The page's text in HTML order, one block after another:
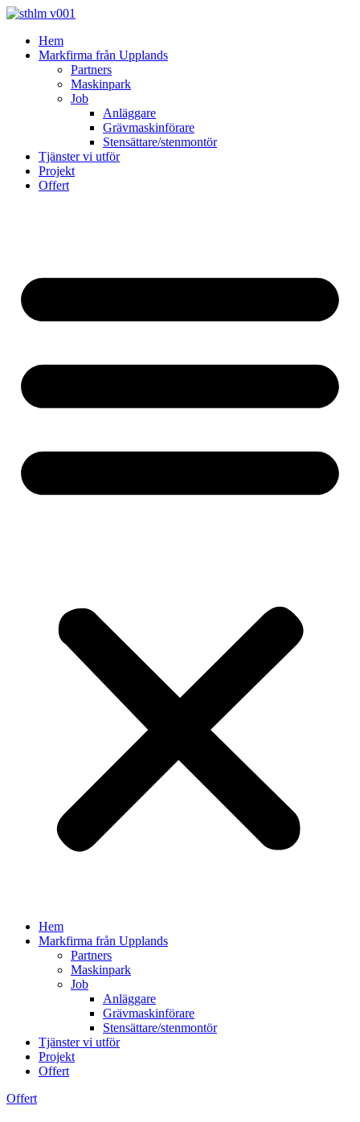
Skip
contentHem
Markfirma från Upplands
Partners
Maskinpark
Job
Anläggare
Grävmaskinförare
Stensättare/stenmontör
Tjänster vi utför
Projekt
Offert
Hem
Markfirma från Upplands
Partners
Maskinpark
Job
Anläggare
Grävmaskinförare
Stensättare/stenmontör
Tjänster vi utför
Projekt
Offert
Offert